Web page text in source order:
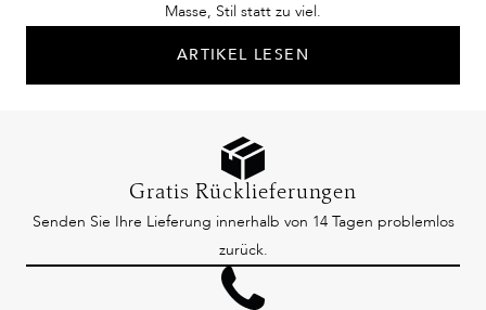
Masse, Stil statt zu viel.
ARTIKEL LESEN
Gratis Rücklieferungen
Senden Sie Ihre Lieferung innerhalb von 14 Tagen problemlos
zurück.